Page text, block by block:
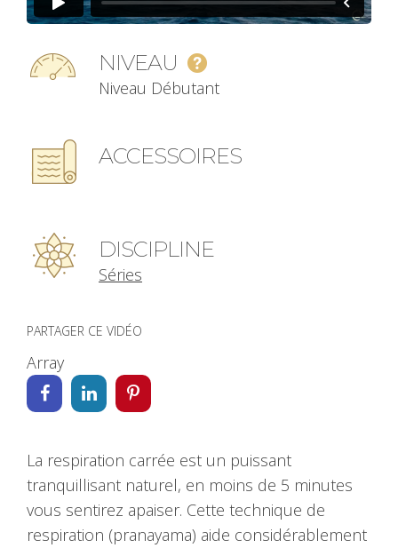
NIVEAU
Niveau Débutant
ACCESSOIRES
DISCIPLINE
Séries
PARTAGER CE VIDÉO
Array
La respiration carrée est un puissant
tranquillisant naturel, en moins de 5 minutes
vous sentirez apaiser. Cette technique de
respiration (pranayama) aide considérablement